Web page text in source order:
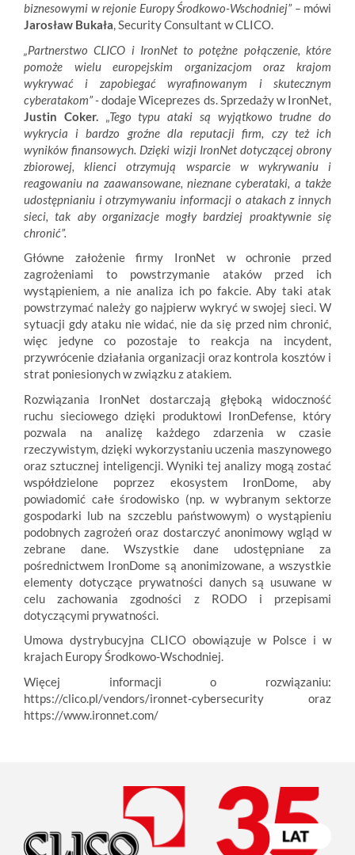
biznesowymi w rejonie Europy Środkowo-Wschodniej” – mówi
Jarosław Bukała, Security Consultant w CLICO.
„Partnerstwo CLICO i IronNet to potężne połączenie, które
pomoże wielu europejskim organizacjom oraz krajom
wykrywać i zapobiegać wyrafinowanym i skutecznym
cyberatakom” -dodaje Wiceprezes ds. Sprzedaży w IronNet,
Justin Coker.
Tego typu ataki są wyjątkowo trudne do
wykrycia i bardzo groźne dla reputacji firm, czy też ich
wyników finansowych. Dzięki wizji IronNet dotyczącej obrony
zbiorowej, klienci otrzymują wsparcie w wykrywaniu i
reagowaniu na zaawansowane, nieznane cyberataki, a także
udostępnianiu i otrzymywaniu informacji o atakach z innych
sieci, tak aby organizacje mogły bardziej proaktywnie się
chronić”.
Główne założenie firmy IronNet w ochronie przed
zagrożeniami to powstrzymanie ataków przed ich
wystąpieniem, a nie analiza ich po fakcie. Aby taki atak
powstrzymać należy go najpierw wykryć w swojej sieci. W
sytuacji gdy ataku nie widać, nie da się przed nim chronić,
więc jedyne co pozostaje to reakcja na incydent,
przywrócenie działania organizacji oraz kontrola kosztów i
strat poniesionych w związku z atakiem.
Rozwiązania IronNet dostarczają głęboką widoczność
ruchu sieciowego dzięki produktowi IronDefense, który
pozwala na analizę każdego zdarzenia w czasie
rzeczywistym, dzięki wykorzystaniu uczenia maszynowego
oraz sztucznej inteligencji. Wyniki tej analizy mogą zostać
współdzielone poprzez ekosystem IronDome, aby
powiadomić całe środowisko (np. w wybranym sektorze
gospodarki lub na szczeblu państwowym) o wystąpieniu
podobnych zagrożeń oraz dostarczyć anonimowy wgląd w
zebrane dane. Wszystkie dane udostępniane za
pośrednictwem IronDome są anonimizowane, a wszystkie
elementy dotyczące prywatności danych są usuwane w
celu zachowania zgodności z RODO i przepisami
dotyczącymi prywatności.
Umowa dystrybucyjna CLICO obowiązuje w Polsce i w
krajach Europy Środkowo-Wschodniej.
Więcej informacji o rozwiązaniu:
https://clico.pl/vendors/ironnet-cybersecurity oraz
https://www.ironnet.com/